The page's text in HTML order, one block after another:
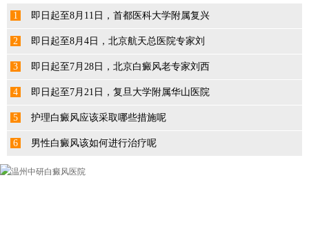
1 即日起至8月11日，首都医科大学附属复兴
2 即日起至8月4日，北京航天总医院专家刘
3 即日起至7月28日，北京白癜风老专家刘西
4 即日起至7月21日，复旦大学附属华山医院
5 护理白癜风应该采取哪些措施呢
6 男性白癜风该如何进行治疗呢